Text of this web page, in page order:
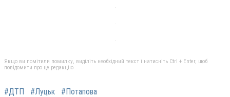
Якщо ви помітили помилку, виділіть необхідний текст і натисніть Ctrl + Enter, щоб
повідомити про це редакцію
#ДТП #Луцьк #Потапова